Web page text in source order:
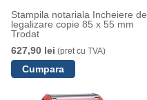
Stampila notariala Incheiere de
legalizare copie 85 x 55 mm
Trodat
627,90 lei (pret cu TVA)